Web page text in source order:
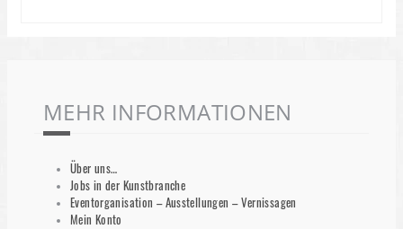
MEHR INFORMATIONEN
Über uns…
Jobs in der Kunstbranche
Eventorganisation – Ausstellungen – Vernissagen
Mein Konto